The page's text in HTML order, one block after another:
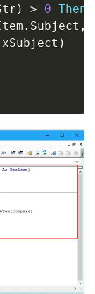
) > 0 Then
. Subject ,
xSubject )